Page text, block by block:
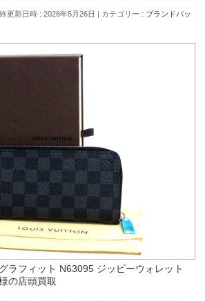
更新日時 : 2026年5月26日 カテゴリー : ブランドバッ
ラフィット N63095 ジッピーウォレット
の店頭買取